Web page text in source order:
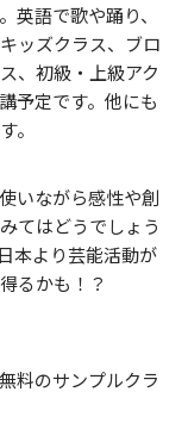
英語で歌や踊り、
ッズクラス、ブロ
、初級・上級アク
予定です。他にも
。
いながら感性や創
てはどうでしょう
本より芸能活動が
るかも！？
料のサンプルクラ